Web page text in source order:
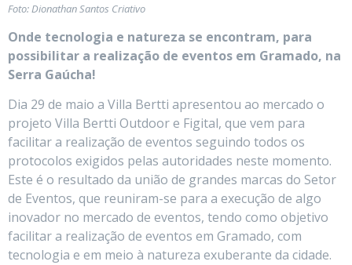
Foto: Dionathan Santos Criativo
Onde tecnologia e natureza se encontram, para
possibilitar a realização de eventos em Gramado, na
Serra Gaúcha!
Dia 29 de maio a Villa Bertti apresentou ao mercado o
projeto Villa Bertti Outdoor e Figital, que vem para
facilitar a realização de eventos seguindo todos os
protocolos exigidos pelas autoridades neste momento.
Este é o resultado da união de grandes marcas do Setor
de Eventos, que reuniram-se para a execução de algo
inovador no mercado de eventos, tendo como objetivo
facilitar a realização de eventos em Gramado, com
tecnologia e em meio à natureza exuberante da cidade.